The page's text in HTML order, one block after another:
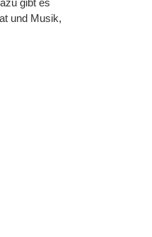
gibt es
und Musik,